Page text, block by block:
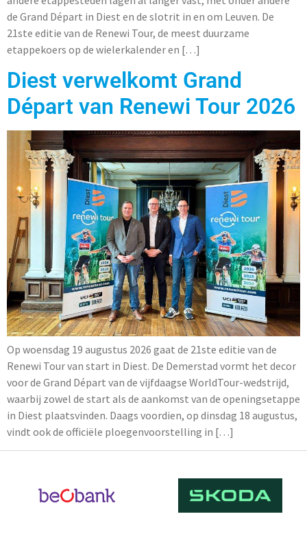
de Grand Départ in Diest en de slotrit in en om Leuven. De
21ste editie van de Renewi Tour, de meest duurzame
etappekoers op de wielerkalender en […]
Diest verwelkomt Grand
Départ van Renewi Tour 2026
Op woensdag 19 augustus 2026 gaat de 21ste editie van de
Renewi Tour van start in Diest. De Demerstad vormt het decor
voor de Grand Départ van de vijfdaagse WorldTour-wedstrijd,
waarbij zowel de start als de aankomst van de openingsetappe
in Diest plaatsvinden. Daags voordien, op dinsdag 18 augustus,
vindt ook de officiële ploegenvoorstelling in […]